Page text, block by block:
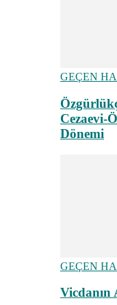
GEÇEN
Cezaevi-
Dönemi
GEÇEN
Vicdanın